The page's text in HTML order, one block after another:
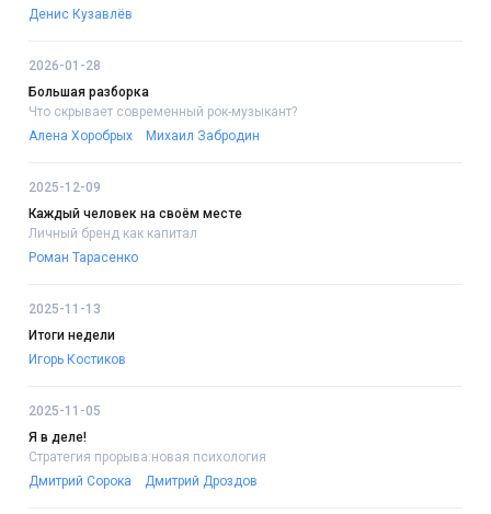
Денис Кузавлёв
2026-01-28
Большая разборка
Что скрывает современный рок-музыкант?
Алена Хоробрых
Михаил Забродин
2025-12-09
Каждый человек на своём месте
Личный бренд как капитал
Роман Тарасенко
2025-11-13
Итоги недели
Игорь Костиков
2025-11-05
Я в деле!
Стратегия прорыва:новая психология
Дмитрий Сорока
Дмитрий Дроздов